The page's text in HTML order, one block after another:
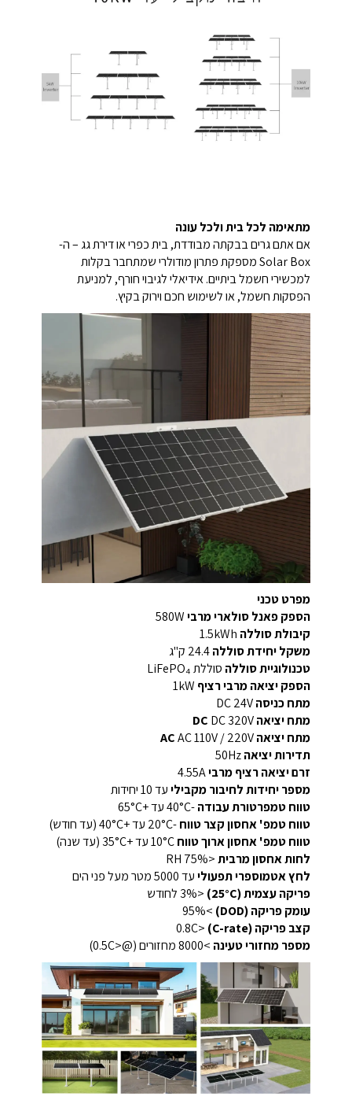
מתאימה לכל בית ולכל עונה
אם אתם גרים בבקתה מבודדת, בית כפרי או דירת גג – ה-
Solar Box מספקת פתרון מודולרי שמתחבר בקלות
למכשירי חשמל ביתיים. אידיאלי לגיבוי חורף, למניעת
הפסקות חשמל, או לשימוש חכם וירוק בקיץ.
מפרט טכני
הספק פאנל סולארי מרבי580W
קיבולת סוללה
משקל יחידת סוללה
טכנולוגיית סוללה סוללת LiFePO₄
הספק יציאה מרבי רציף
מתח כניסה
מתח יציאה DCDC 320V
מתח יציאה ACAC 110V / 220V
תדירות יציאה
זרם יציאה רציף מרבי4.55A
מספר יחידות לחיבור מקביליעד 10 יחידות
טווח טמפרטורת עבודה-40°C עד +65°C
טווח טמפ' אחסון קצר טווח-20°C עד +40°C (עד חודש)
טווח טמפ' אחסון ארוך טווח
לחות אחסון מרבית<75% RH
לחץ אטמוספרי תפעוליעד 5000 מטר מעל פני הים
פריקה עצמית (25°C)
<3% לחודש
עומק פריקה (DOD)
>95%
קצב פריקה (C-rate)
<0.8C
מספר מחזורי טעינה >8000 מחזורים (@<0.5C)